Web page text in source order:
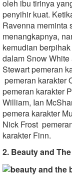
oleh ibu tirinya
penyihir kuat.
Ravenna meminta
menangkapnya,
kemudian
dalam Snow
Stewart pemeran
pemeran karakter
pemeran karakter
William, Ian
pemera karakter
Nick Frost
karakter Finn.
2. Beauty and